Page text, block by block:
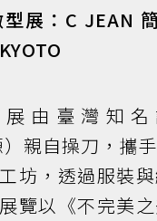
展：C JEAN
由臺灣知
親自操刀，攜
坊，透過服裝
覽以《不完美